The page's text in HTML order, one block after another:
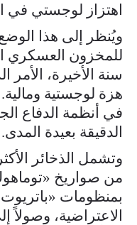
اهتزاز لوجستي في
ويُنظر إلى هذا
للمخزون العسكري
سنة الأخيرة، الأمر
هزة لوجستية
في أنظمة الدفاع
الدقيقة بعيدة المدى.
وتشمل الذخائر
من صواريخ